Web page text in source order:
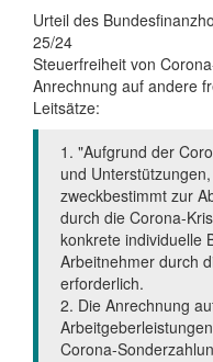
Urteil des
25/24
Steuerfreiheit von
Anrechnung auf andere
Leitsätze:
1. "Aufgrund der
und
zweckbestimmt zur
durch die Corona-
konkrete individuelle
Arbeitnehmer durch
erforderlich.
2. Die Anrechnung
Corona-